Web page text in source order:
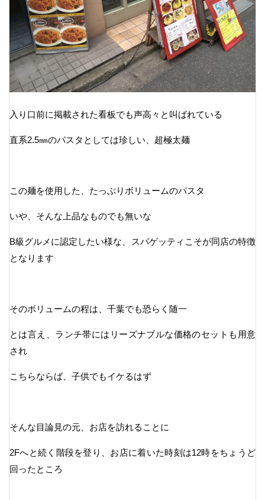
入り口前に掲載された看板でも声高々と叫ばれている
直系2.5㎜のパスタとしては珍しい、超極太麺
この麺を使用した、たっぷりボリュームのパスタ
いや、そんな上品なものでも無いな
B級グルメに認定したい様な、スパゲッティこそが同店の特徴
となります
そのボリュームの程は、千葉でも恐らく随一
とは言え、ランチ帯にはリーズナブルな価格のセットも用意
され
こちらならば、子供でもイケるはず
そんな目論見の元、お店を訪れることに
2Fへと続く階段を登り、お店に着いた時刻は12時をちょうど
回ったところ